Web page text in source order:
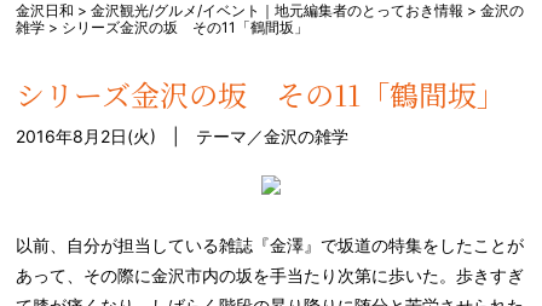
金沢日和 >金沢観光/グルメ/イベント｜地元編集者のとっておき情報 >金沢の
雑学 > シリーズ金沢の坂 その11「鶴間坂」
シリーズ金沢の坂 その11「鶴間坂」
2016年8月2日(火) | テーマ／金沢の雑学
以前、自分が担当している雑誌『金澤』で坂道の特集をしたことが
あって、その際に金沢市内の坂を手当たり次第に歩いた。歩きすぎ